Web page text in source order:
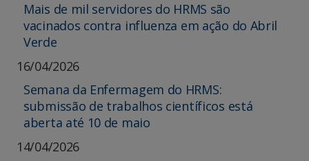
Mais de mil servidores do HRMS são
vacinados contra influenza em ação do Abril
Verde
16/04/2026
Semana da Enfermagem do HRMS:
submissão de trabalhos científicos está
aberta até 10 de maio
14/04/2026